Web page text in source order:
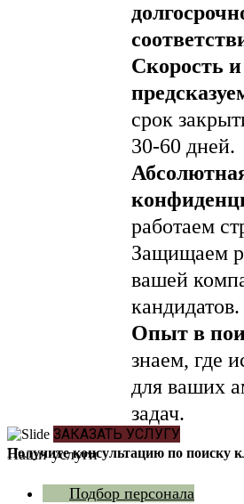
Скорость и
срок
30-60 дней.
работаем
Защищаем
вашей
кандидатов.
Опыт в
знаем, где
для ваших
задач.
Получите консультацию по поиску
ЗАКАЗАТЬ УСЛУГУ
Наши услуги
Подбор персонала